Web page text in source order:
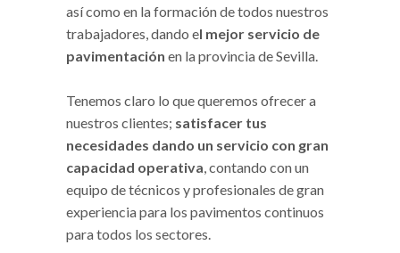
así como en la formación de todos nuestros
trabajadores, dando el mejor servicio de
pavimentación en la provincia de Sevilla.
Tenemos claro lo que queremos ofrecer a
nuestros clientes; satisfacer tus
necesidades dando un servicio con gran
capacidad operativa, contando con un
equipo de técnicos y profesionales de gran
experiencia para los pavimentos continuos
para todos los sectores.